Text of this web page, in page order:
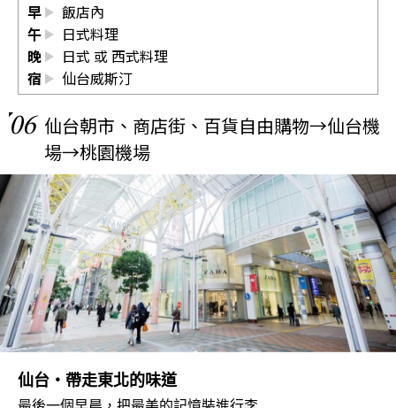
早
飯店內
午
日式料理
晚
日式 或 西式料理
宿
仙台威斯汀
06 仙台朝市、商店街、百貨自由購物→仙台機
場→桃園機場
仙台・帶走東北的味道